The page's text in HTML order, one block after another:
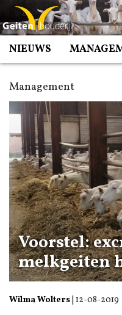
Spring
naar
inhoud
NIEUWS
Management
Voorstel:
melkgeiten
Wilma Wolters 12-08-2019